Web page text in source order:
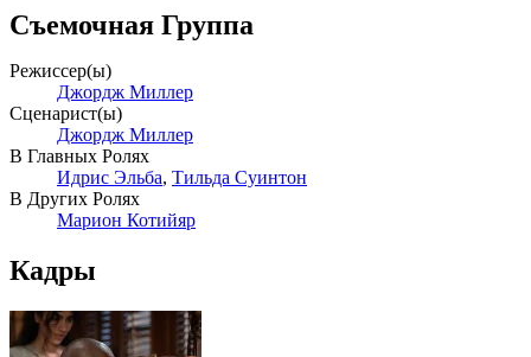
Съемочная Группа
Режиссер(ы)
Джордж Миллер
Сценарист(ы)
Джордж Миллер
В Главных Ролях
Идрис Эльба, Тильда Суинтон
В Других Ролях
Марион Котийяр
Кадры